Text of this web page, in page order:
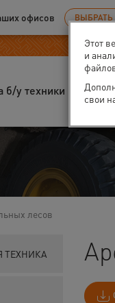
офисов
б/у техники
лесов
ТЕХНИКА
Этот
и
свои